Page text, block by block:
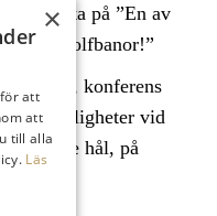
få njuta på ”En av
golfbanor!”
konferens
vid
hål, på
×
att
att
till alla
Läs